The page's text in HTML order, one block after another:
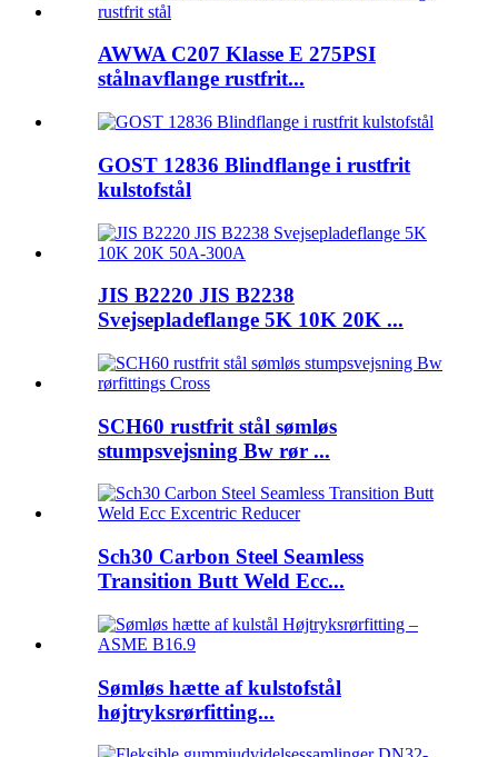
AWWA C207 Klasse E 275PSI
stålnavflange rustfrit...
GOST 12836 Blindflange i rustfrit
kulstofstål
JIS B2220 JIS B2238
Svejsepladeflange 5K 10K 20K ...
SCH60 rustfrit stål sømløs
stumpsvejsning Bw rør ...
Sch30 Carbon Steel Seamless
Transition Butt Weld Ecc...
Sømløs hætte af kulstofstål
højtryksrørfitting...